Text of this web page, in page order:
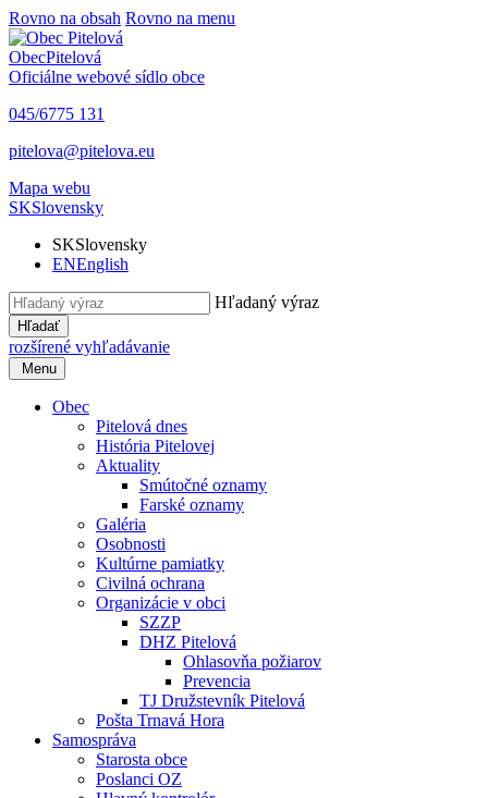
Rovno na obsah Rovno na menu
ObecPitelová
Oficiálne webové sídlo obce
045/6775 131
pitelova@pitelova.eu
Mapa webu
SKSlovensky
SKSlovensky
ENEnglish
Hľadaný výraz
Hľadať
rozšírené vyhľadávanie
Menu
Obec
Pitelová dnes
História Pitelovej
Aktuality
Smútočné oznamy
Farské oznamy
Galéria
Osobnosti
Kultúrne pamiatky
Civilná ochrana
Organizácie v obci
SZZP
DHZ Pitelová
Ohlasovňa požiarov
Prevencia
TJ Družstevník Pitelová
Pošta Trnavá Hora
Samospráva
Starosta obce
Poslanci OZ